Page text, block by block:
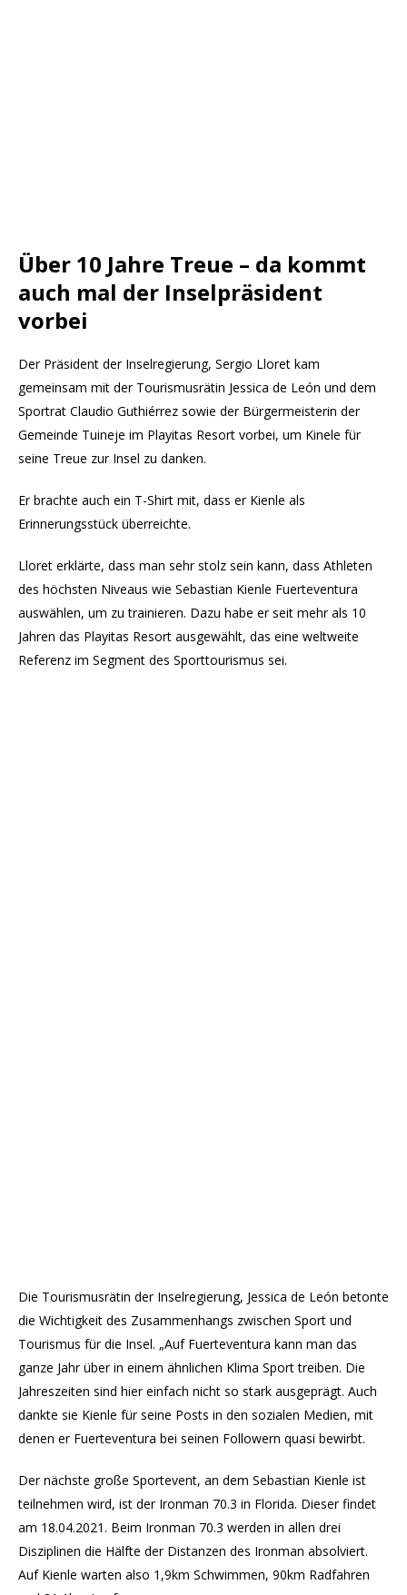
Über 10 Jahre Treue – da kommt
auch mal der Inselpräsident
vorbei
Der Präsident der Inselregierung, Sergio Lloret kam
gemeinsam mit der Tourismusrätin Jessica de León und dem
Sportrat Claudio Guthiérrez sowie der Bürgermeisterin der
Gemeinde Tuineje im Playitas Resort vorbei, um Kinele für
seine Treue zur Insel zu danken.
Er brachte auch ein T-Shirt mit, dass er Kienle als
Erinnerungsstück überreichte.
Lloret erklärte, dass man sehr stolz sein kann, dass Athleten
des höchsten Niveaus wie Sebastian Kienle Fuerteventura
auswählen, um zu trainieren. Dazu habe er seit mehr als 10
Jahren das Playitas Resort ausgewählt, das eine weltweite
Referenz im Segment des Sporttourismus sei.
Die Tourismusrätin der Inselregierung, Jessica de León betonte
die Wichtigkeit des Zusammenhangs zwischen Sport und
Tourismus für die Insel. „Auf Fuerteventura kann man das
ganze Jahr über in einem ähnlichen Klima Sport treiben. Die
Jahreszeiten sind hier einfach nicht so stark ausgeprägt. Auch
dankte sie Kienle für seine Posts in den sozialen Medien, mit
denen er Fuerteventura bei seinen Followern quasi bewirbt.
Der nächste große Sportevent, an dem Sebastian Kienle ist
teilnehmen wird, ist der Ironman 70.3 in Florida. Dieser findet
am 18.04.2021. Beim Ironman 70.3 werden in allen drei
Disziplinen die Hälfte der Distanzen des Ironman absolviert.
Auf Kienle warten also 1,9km Schwimmen, 90km Radfahren